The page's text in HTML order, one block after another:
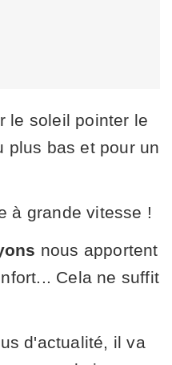
le soleil pointer le
plus bas et pour un
à grande vitesse !
nous apportent
Cela ne suffit
d'actualité, il va